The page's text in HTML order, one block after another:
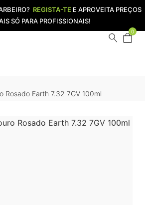
REGISTA-TE E APROVEITA PREÇOS
SÓ PARA PROFISSIONAIS!
0
Rosado Earth 7.32 7GV 100ml